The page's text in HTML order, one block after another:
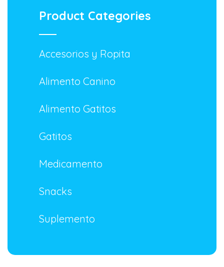
Product Categories
Accesorios y Ropita
Alimento Canino
Alimento Gatitos
Gatitos
Medicamento
Snacks
Suplemento